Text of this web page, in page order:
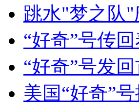
无痛分娩是否安全 医生回应
外交部：反对强权政治霸凌主义
外交部：有关国家言论片面不公正
跳水"梦之队
“好奇”号传
“好奇”号发
美国“好奇”